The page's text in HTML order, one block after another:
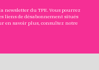
newsletter du TPE. Vous pourrez
liens de désabonnement situés
en savoir plus, consultez notre